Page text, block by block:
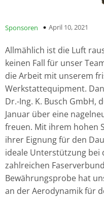
Sponsoren April 10, 2021
Allmählich ist die Luft
keinen Fall für unser
die Arbeit mit unserem
Werkstattequipment.
Dr.-Ing. K. Busch GmbH,
Januar über eine
freuen. Mit ihrem hohen
ihrer Eignung für den
ideale Unterstützung bei
zahlreichen
Bewährungsprobe hat
an der Aerodynamik für